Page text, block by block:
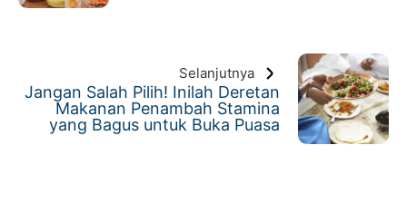
Selanjutnya
Jangan Salah Pilih! Inilah Deretan
Makanan Penambah Stamina
yang Bagus untuk Buka Puasa